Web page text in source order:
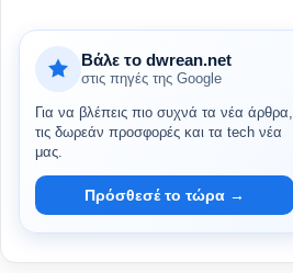
Βάλε το dwrean.net
στις πηγές της Google
Για να βλέπεις πιο συχνά τα νέα άρθρα,
τις δωρεάν προσφορές και τα tech νέα
μας.
Πρόσθεσέ το τώρα →